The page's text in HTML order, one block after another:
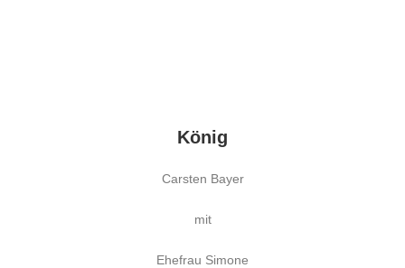
König
Carsten Bayer
mit
Ehefrau Simone